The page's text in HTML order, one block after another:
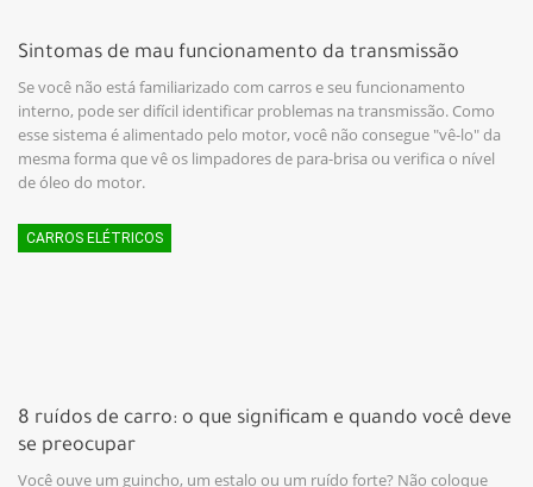
Sintomas de mau funcionamento da transmissão
Se você não está familiarizado com carros e seu funcionamento
interno, pode ser difícil identificar problemas na transmissão. Como
esse sistema é alimentado pelo motor, você não consegue "vê-lo" da
mesma forma que vê os limpadores de para-brisa ou verifica o nível
de óleo do motor.
CARROS ELÉTRICOS
8 ruídos de carro: o que significam e quando você deve
se preocupar
Você ouve um guincho, um estalo ou um ruído forte? Não coloque